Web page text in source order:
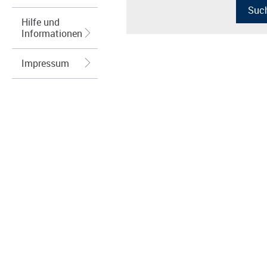
Hilfe und
Informationen
Impressum